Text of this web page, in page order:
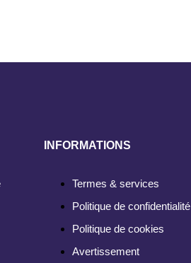
INFORMATIONS
Termes & services
Politique de confidentialité
Politique de cookies
Avertissement